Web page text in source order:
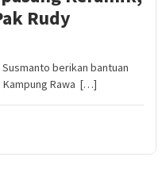
Rudy
berikan bantuan
Kampung Rawa […]